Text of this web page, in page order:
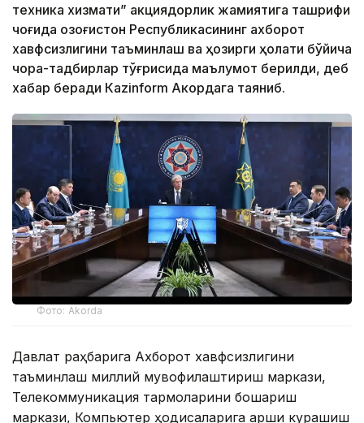
техника хизмати” акциядорлик жамиятига ташрифи
чоғида Қозоғистон Республикасининг ахборот
хавфсизлигини таъминлаш ва ҳозирги ҳолати бўйича
чора-тадбирлар тўғрисида маълумот берилди, деб
хабар беради Каzinform Акордага таяниб.
Фото: Akorda
Давлат раҳбарига Ахборот хавфсизлигини
таъминлаш миллий мувофиқлаштириш маркази,
Телекоммуникация тармоқларини бошқариш
маркази, Компьютер ҳодисаларига қарши курашиш